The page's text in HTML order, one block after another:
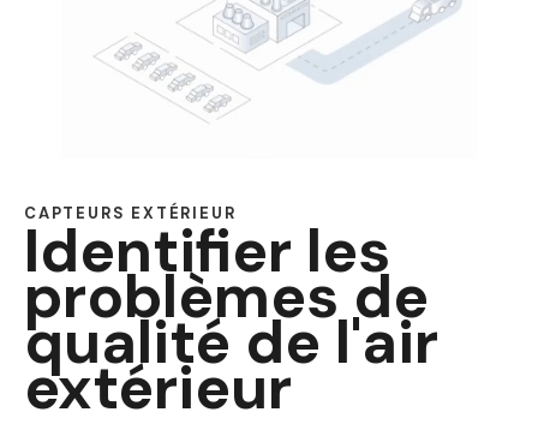
CAPTEURS EXTÉRIEUR
Identifier les
problèmes de
qualité de l'air
extérieur